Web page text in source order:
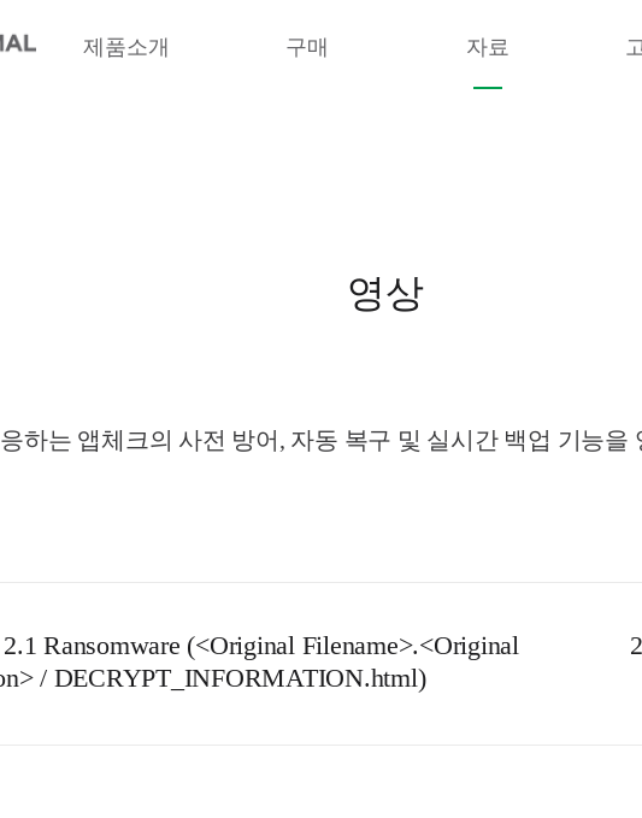
제품소개 구매 자료
영상
하는 앱체크의 사전 방어, 자동 복구 및 실시간 백업 기능을
Ransomware (<Original Filename>.<Original
/ DECRYPT_INFORMATION.html)